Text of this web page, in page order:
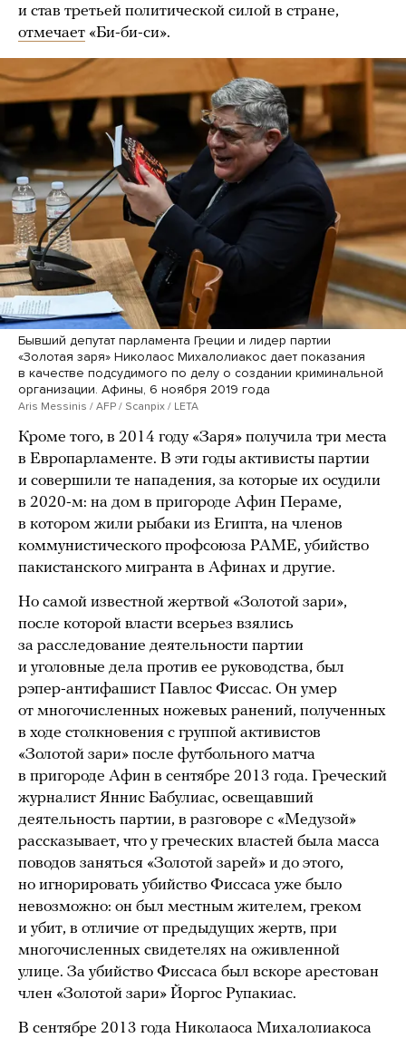
и став третьей политической силой в стране,
отмечает «Би-би-си».
Бывший депутат парламента Греции и лидер партии
«Золотая заря» Николаос Михалолиакос дает показания
в качестве подсудимого по делу о создании криминальной
организации. Афины, 6 ноября 2019 года
Aris Messinis / AFP / Scanpix / LETA
Кроме того, в 2014 году «Заря» получила три места
в Европарламенте. В эти годы активисты партии
и совершили те нападения, за которые их осудили
в 2020-м: на дом в пригороде Афин Пераме,
в котором жили рыбаки из Египта, на членов
коммунистического профсоюза PAME, убийство
пакистанского мигранта в Афинах и другие.
Но самой известной жертвой «Золотой зари»,
после которой власти всерьез взялись
за расследование деятельности партии
и уголовные дела против ее руководства, был
рэпер-антифашист Павлос Фиссас. Он умер
от многочисленных ножевых ранений, полученных
в ходе столкновения с группой активистов
«Золотой зари» после футбольного матча
в пригороде Афин в сентябре 2013 года. Греческий
журналист Яннис Бабулиас, освещавший
деятельность партии, в разговоре с «Медузой»
рассказывает, что у греческих властей была масса
поводов заняться «Золотой зарей» и до этого,
но игнорировать убийство Фиссаса уже было
невозможно: он был местным жителем, греком
и убит, в отличие от предыдущих жертв, при
многочисленных свидетелях на оживленной
улице. За убийство Фиссаса был вскоре арестован
член «Золотой зари» Йоргос Рупакиас.
В сентябре 2013 года Николаоса Михалолиакоса